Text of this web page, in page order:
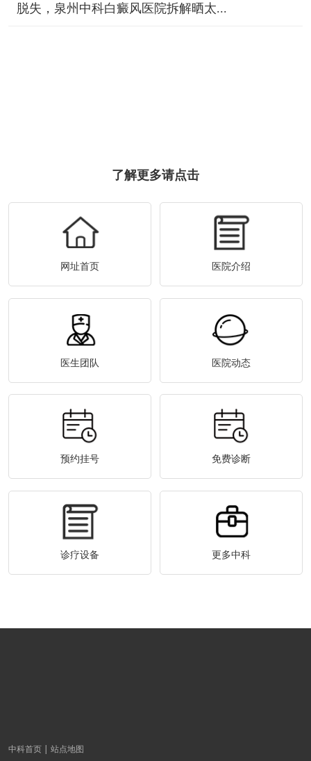
脱失，泉州中科白癜风医院拆解晒太...
了解更多请点击
网址首页 医院介绍
医生团队 医院动态
预约挂号 免费诊断
诊疗设备 更多中科
中科首页 站点地图